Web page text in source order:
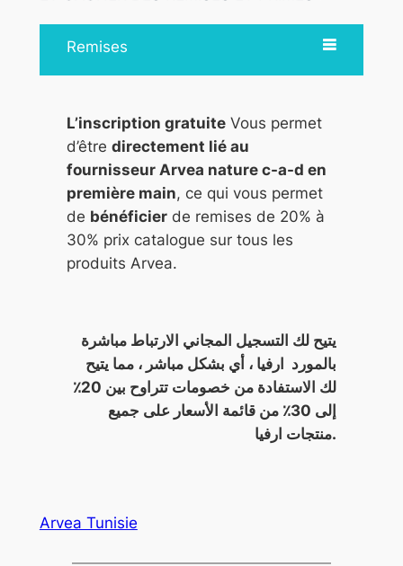
Remises
L’inscription gratuiteVous permet
d’être directement lié au
fournisseur Arvea nature c-a-d en
première main, ce qui vous permet
de bénéficierde remises de 20% à
30% prix catalogue sur tous les
produits Arvea.
يتيح لك التسجيل المجاني الارتباط مباشرة
بالمورد ارفيا ، أي بشكل مباشر ، مما يتيح
لك الاستفادة من خصومات تتراوح بين 20٪
إلى 30٪ من قائمة الأسعار على جميع
منتجات ارفيا.
Arvea Tunisie